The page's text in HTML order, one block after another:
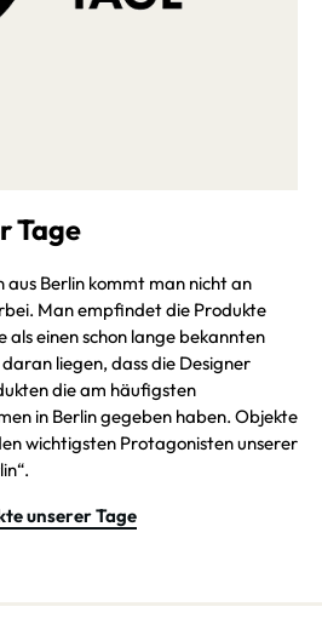
Tage
aus Berlin kommt man nicht an
Man empfindet die Produkte
als einen schon lange bekannten
liegen, dass die Designer
die am häufigsten
in Berlin gegeben haben. Objekte
wichtigsten Protagonisten unserer
unserer Tage